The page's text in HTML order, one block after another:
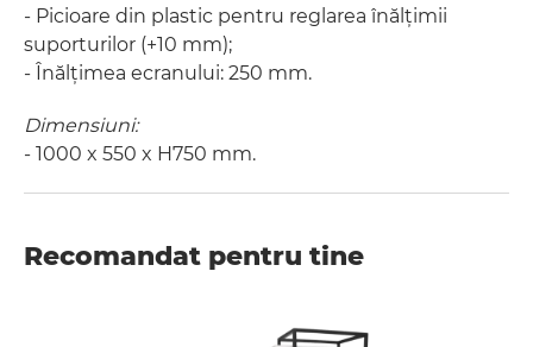
- Picioare din plastic pentru reglarea înălțimii
suporturilor (+10 mm);
- Înălțimea ecranului: 250 mm.
Dimensiuni:
- 1000 x 550 x H750 mm.
Recomandat pentru tine